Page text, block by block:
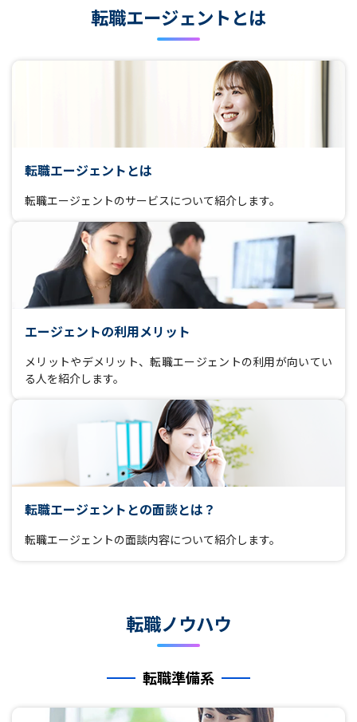
転職エージェントとは
転職エージェントとは
転職エージェントのサービスについて紹介します。
エージェントの利用メリット
メリットやデメリット、転職エージェントの利用が向いてい
る人を紹介します。
転職エージェントとの面談とは？
転職エージェントの面談内容について紹介します。
転職ノウハウ
転職準備系